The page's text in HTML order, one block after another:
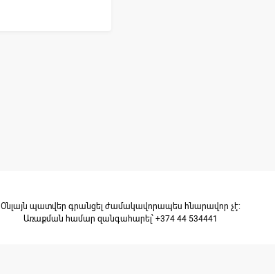
Օնլայն պատվեր գրանցել ժամակավորապես հնարավոր չէ։
Առաքման համար զանգահարել՝ +374 44 534441